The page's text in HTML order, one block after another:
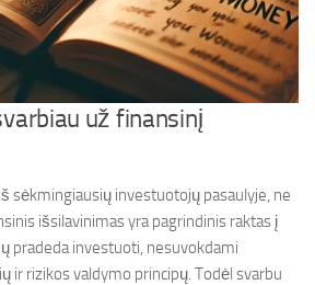
už finansinį
sėkmingiausių investuotojų pasaulyje, ne
išsilavinimas yra pagrindinis raktas į
pradeda investuoti, nesuvokdami
ir rizikos valdymo principų. Todėl svarbu